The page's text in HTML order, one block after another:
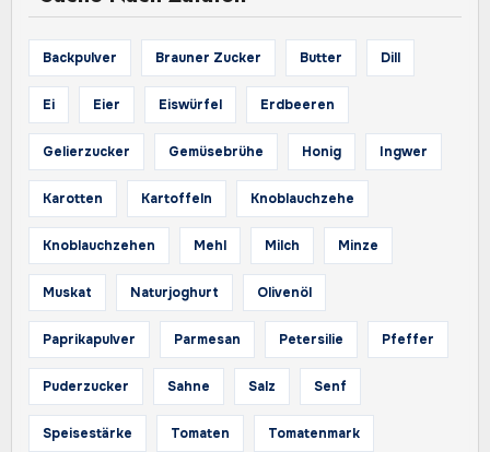
Backpulver Brauner Zucker Butter Dill
Ei Eier Eiswürfel Erdbeeren
Gelierzucker Gemüsebrühe Honig Ingwer
Karotten Kartoffeln Knoblauchzehe
Knoblauchzehen Mehl Milch Minze
Muskat Naturjoghurt Olivenöl
Paprikapulver Parmesan Petersilie Pfeffer
Puderzucker Sahne Salz Senf
Speisestärke Tomaten Tomatenmark